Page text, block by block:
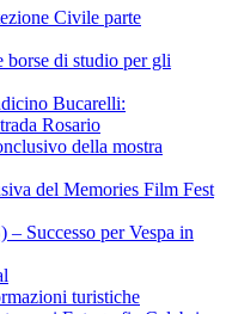
Civile parte
borse di studio per gli
Bucarelli:
Rosario
della mostra
del Memories Film Fest
Successo per Vespa in
turistiche